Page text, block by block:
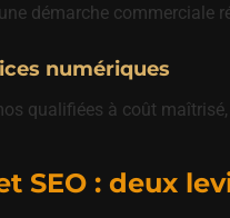
démarche commerciale
numériques
qualifiées à coût
SEO : deux